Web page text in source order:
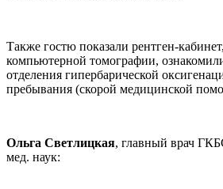
Также гостю показали рентген-
компьютерной томографии,
отделения гипербарической
пребывания (скорой медицинской
Ольга Светлицкая, главный врач
мед. наук: